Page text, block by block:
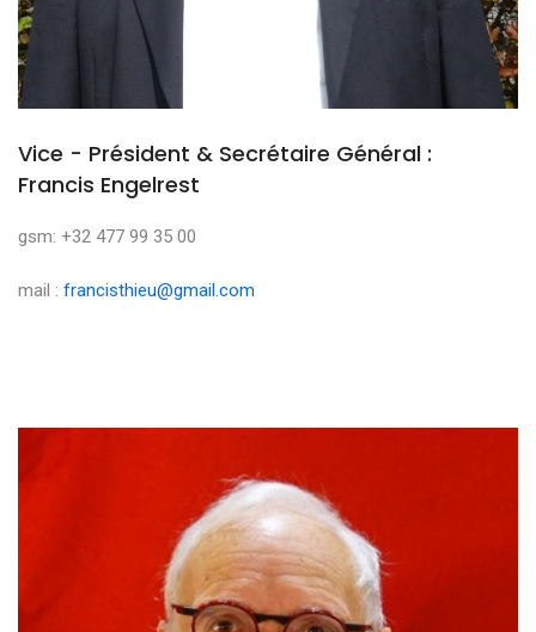
Vice - Président & Secrétaire Général :
Francis Engelrest
gsm: +32 477 99 35 00
mail : francisthieu@gmail.com